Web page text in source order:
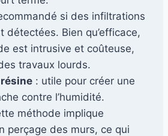
si des infiltrations
détectées. Bien qu’efficace,
est intrusive et coûteuse,
travaux lourds.
: utile pour créer une
contre l’humidité.
méthode implique
perçage des murs, ce qui